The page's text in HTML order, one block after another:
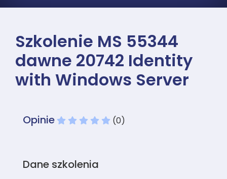
Szkolenie MS 55344
dawne 20742 Identity
with Windows Server
Opinie (0)
Dane szkolenia